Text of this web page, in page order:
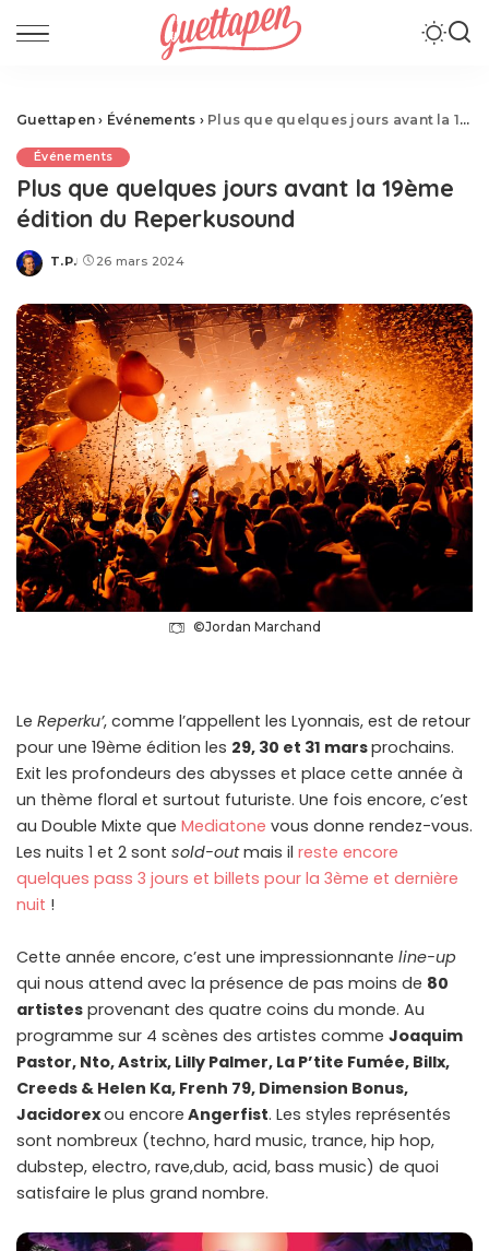
Guettapen › Événements › Plus que quelques jours avant la 19ème édition du Reperkusound
Événements
Plus que quelques jours avant la 19ème
édition du Reperkusound
Posted
T.P. 26 mars 2024
©Jordan Marchand
Le Reperku’, comme l’appellent les Lyonnais, est de retour
pour une 19ème édition les 29, 30 et 31 marsprochains.
Exit les profondeurs des abysses et place cette année à
un thème floral et surtout futuriste. Une fois encore, c’est
au Double Mixte que Mediatone vous donne rendez-vous.
Les nuits 1 et 2 sont sold-outmais il reste encore
quelques pass 3 jours et billets pour la 3ème et dernière
nuit !
Cette année encore, c’est une impressionnante line-up
qui nous attend avec la présence de pas moins de 80
artistes provenant des quatre coins du monde. Au
programme sur 4 scènes des artistes comme Joaquim
Pastor, Nto, Astrix, Lilly Palmer, La P’tite Fumée, Billx,
Creeds & Helen Ka, Frenh 79, Dimension Bonus,
Jacidorexou encore Angerfist. Les styles représentés
sont nombreux (techno, hard music, trance, hip hop,
dubstep, electro, rave,dub, acid, bass music) de quoi
satisfaire le plus grand nombre.